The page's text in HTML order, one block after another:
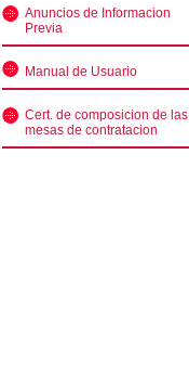
Anuncios de Informacion
Previa
Manual de Usuario
Cert. de composicion de las
mesas de contratacion